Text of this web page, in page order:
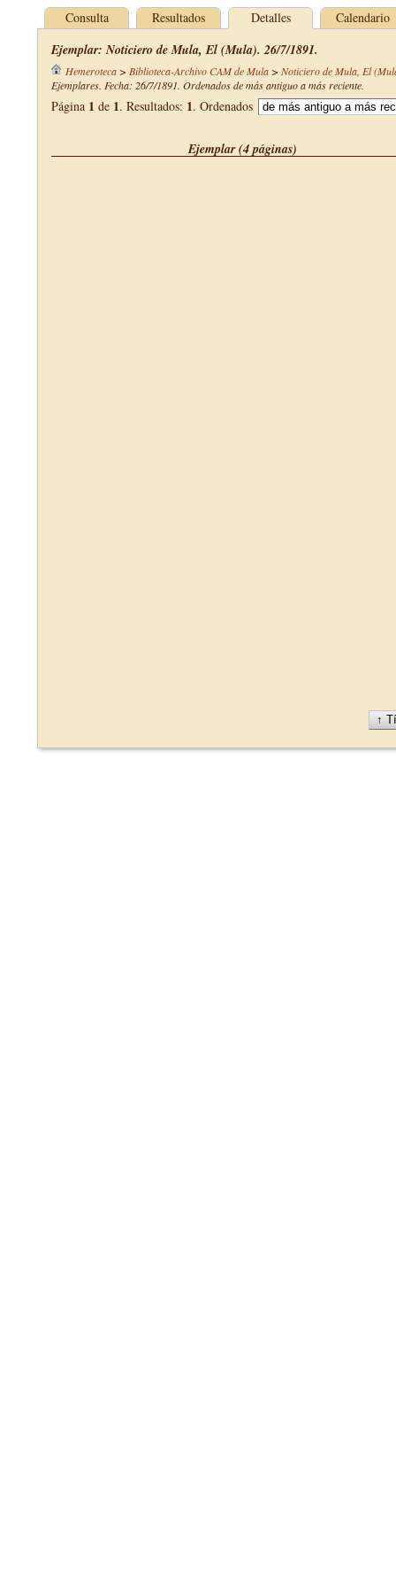
Consulta Resultados Detalles Calendario
Ejemplar: Noticiero de Mula, El (Mula). 26/7/1891.
Hemeroteca> Biblioteca-Archivo CAM de Mula> Noticiero de Mula, El
Ejemplares. Fecha: 26/7/1891. Ordenados de más antiguo a más reciente.
Página 1 de 1. Resultados: 1. Ordenados
Ejemplar (4 páginas)